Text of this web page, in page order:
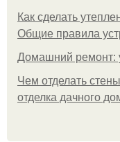
Как сделать
Общие правила
Домашний ремонт:
Чем отделать
отделка дачного